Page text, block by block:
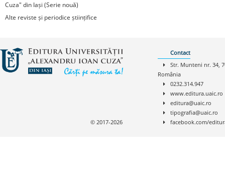
Cuza" din Iași (Serie nouă)
Alte reviste și periodice științifice
Contact
Str. Munteni nr. 34,
România
0232.314.947
www.editura.uaic.ro
editura@uaic.ro
tipografia@uaic.ro
facebook.com/
© 2017-2026